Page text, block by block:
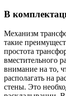
В
Механизм
такие
простота
вместительного
внимание на то,
располагать на
стены. Это